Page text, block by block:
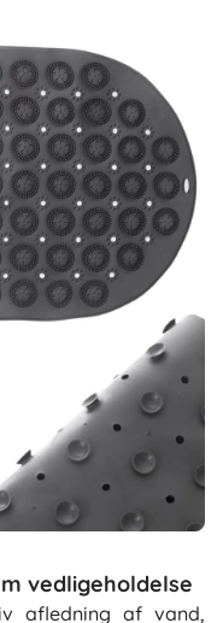
vedligeholdelse
afledning af vand,